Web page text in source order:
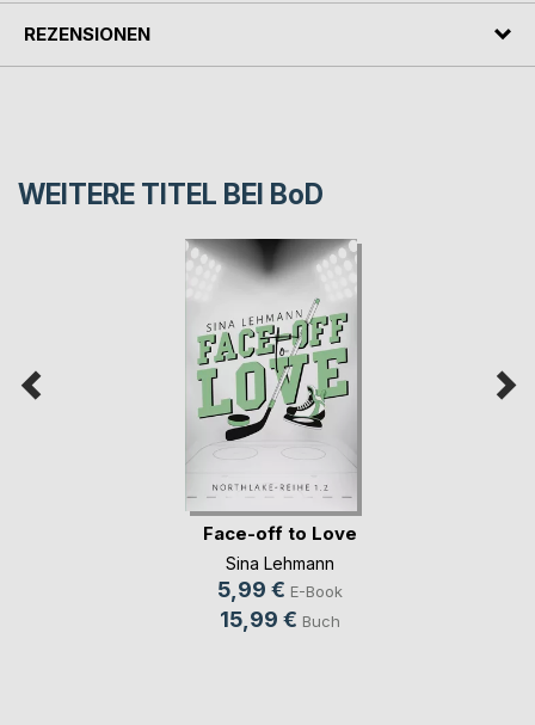
REZENSIONEN
WEITERE TITEL BEI BoD
Face-off to Love
Sina Lehmann
5,99 € E-Book
15,99 € Buch